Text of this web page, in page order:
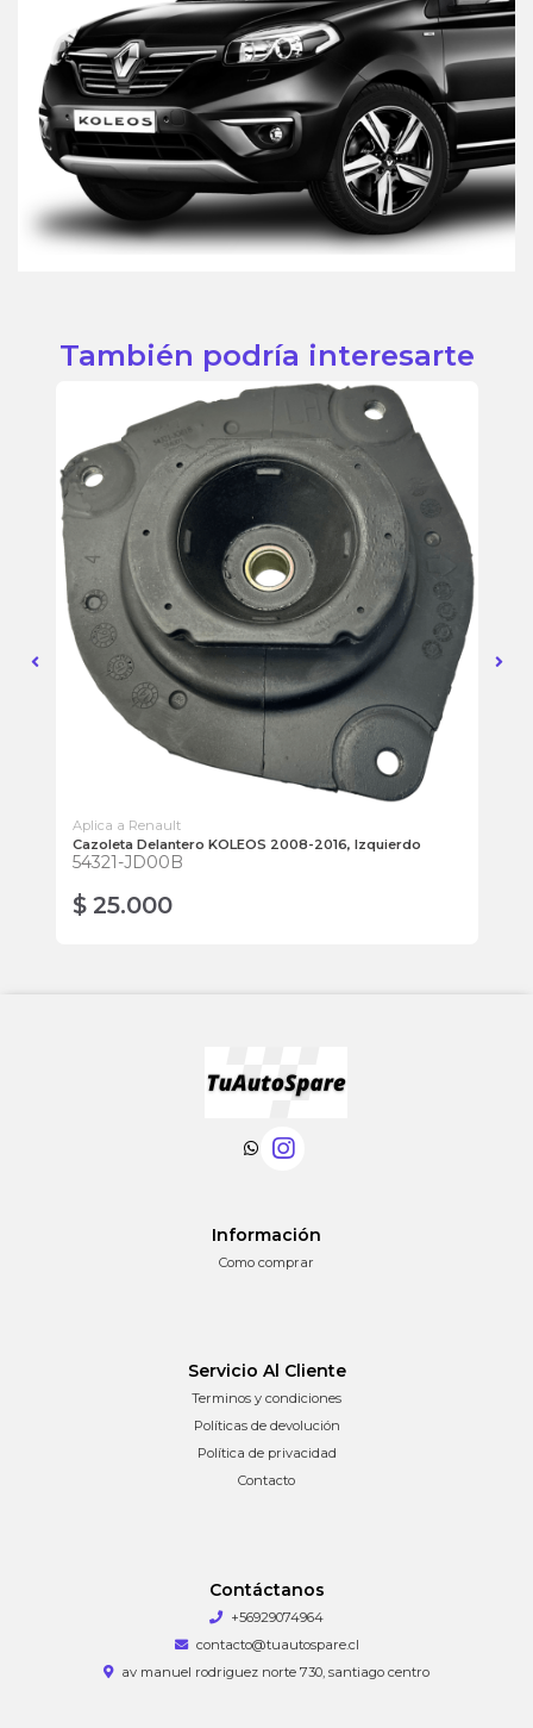
También podría interesarte
Aplica a Renault
Cazoleta Delantero KOLEOS 2008-2016, Izquierdo
54321-JD00B
$ 25.000
Información
Como comprar
Servicio Al Cliente
Terminos y condiciones
Políticas de devolución
Política de privacidad
Contacto
Contáctanos
+56929074964
contacto@tuautospare.cl
av manuel rodriguez norte 730, santiago centro